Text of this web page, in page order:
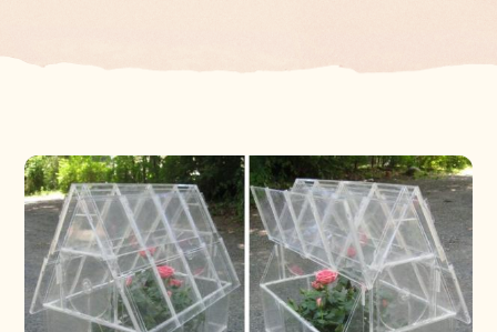
Aromatiques & Comestibles
Fleurs, Prairies, Engrais verts
Découvertes végétales
Plantes & Gastronomie
Ateliers & Evènements
Visitez notre magasin